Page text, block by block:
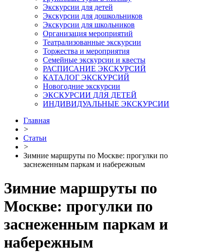
Экскурсии для детей
Экскурсии для дошкольников
Экскурсии для школьников
Организация мероприятий
Театрализованные экскурсии
Торжества и мероприятия
Семейные экскурсии и квесты
РАСПИСАНИЕ ЭКСКУРСИЙ
КАТАЛОГ ЭКСКУРСИЙ
Новогодние экскурсии
ЭКСКУРСИИ ДЛЯ ДЕТЕЙ
ИНДИВИДУАЛЬНЫЕ ЭКСКУРСИИ
Главная
>
Статьи
>
Зимние маршруты по Москве: прогулки по
заснеженным паркам и набережным
Зимние маршруты по
Москве: прогулки по
заснеженным паркам и
набережным